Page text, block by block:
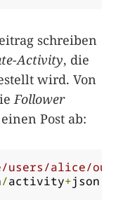
schreiben
Activity, die
wird. Von
Follower
einen Post ab:
users/alice/
/activity+json